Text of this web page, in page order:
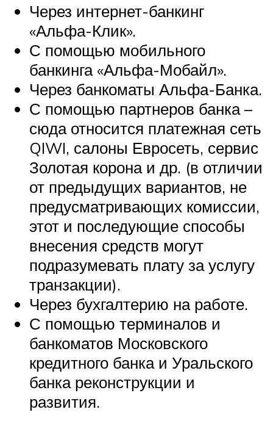
Через интернет-банкинг
«Альфа-Клик».
С помощью мобильного
банкинга «Альфа-Мобайл».
Через банкоматы Альфа-Банка.
С помощью партнеров банка –
сюда относится платежная сеть
QIWI, салоны Евросеть, сервис
Золотая корона и др. (в отличии
от предыдущих вариантов, не
предусматривающих комиссии,
этот и последующие способы
внесения средств могут
подразумевать плату за услугу
транзакции).
Через бухгалтерию на работе.
С помощью терминалов и
банкоматов Московского
кредитного банка и Уральского
банка реконструкции и
развития.